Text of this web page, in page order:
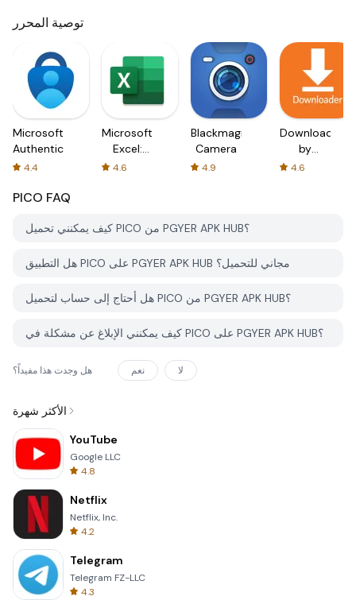
توصية المحرر
Microsoft
Authenticator
4.4
Microsoft
Excel:
Spreadsheets
4.6
Blackmagic
Camera
4.9
Downloader
by
AFTVnews
4.6
PICO FAQ
كيف يمكنني تحميل PICO من PGYER APK HUB؟
هل التطبيق PICO على PGYER APK HUB مجاني للتحميل؟
هل أحتاج إلى حساب لتحميل PICO من PGYER APK HUB؟
كيف يمكنني الإبلاغ عن مشكلة في PICO على PGYER APK HUB؟
هل وجدت هذا مفيداً؟ نعم لا
الأكثر شهرة
YouTube
Google LLC
4.8
Netflix
Netflix, Inc.
4.2
Telegram
Telegram FZ-LLC
4.3